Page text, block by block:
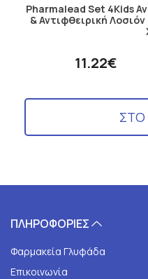
Pharmalead Set 4Kids
& Αντιφθειρική
11.22€
ΣΤΟ
ΠΛΗΡΟΦΟΡΙΕΣ
Φαρμακεία Γλυφάδα
Επικοινωνία